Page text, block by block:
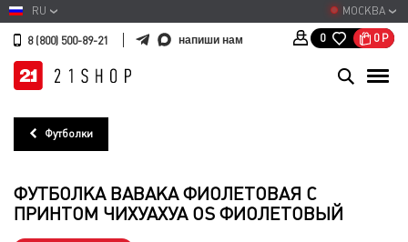
МОСКВА
RU
8 (800) 500-89-21 напиши нам 0 0 Р
Футболки
ФУТБОЛКА BABAKA ФИОЛЕТОВАЯ С
ПРИНТОМ ЧИХУАХУА OS ФИОЛЕТОВЫЙ